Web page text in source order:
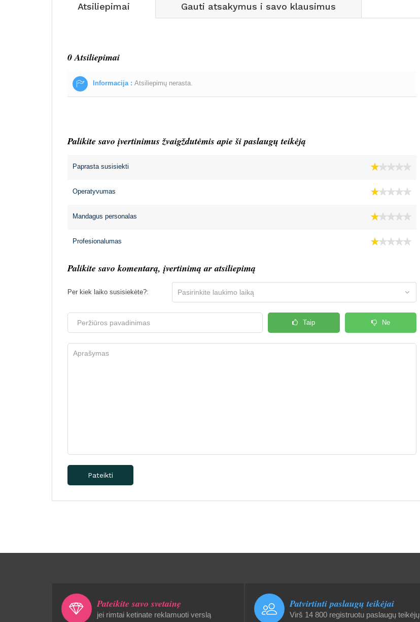
Atsiliepimai Gauti atsakymus i savo klausimus
0 Atsiliepimai
Informacija : Atsiliepimų nerasta.
Palikite savo įvertinimus žvaigždutėmis apie ši paslaugų teikėją
Paprasta susisiekti
Operatyvumas
Mandagus personalas
Profesionalumas
Palikite savo komentarą, įvertinimą ar atsiliepimą
Per kiek laiko susisiekėte?:
Taip Ne
Pateikti
Pateikite savo svetainę
jei rimtai ketinate reklamuoti verslą
Patvirtinti paslaugų teikėjai
Virš 14 800 registruotu paslaugų teikėjų